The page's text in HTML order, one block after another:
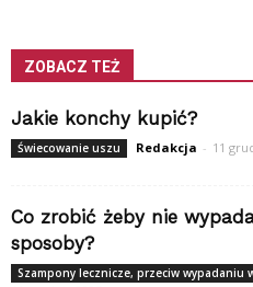
ZOBACZ TEŻ
Jakie konchy kupić?
Świecowanie uszu Redakcja - 11
Co zrobić żeby nie
sposoby?
Szampony lecznicze, przeciw wypadaniu